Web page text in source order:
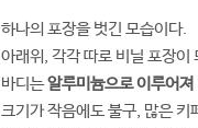
하나의 포장을 벗긴 모습이다.
아래위, 각각 따로 비닐 포장이
바디는알루미늄으로 이루어
크기가 작음에도 불구, 많은 키